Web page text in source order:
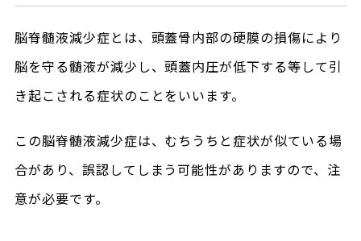
脳脊髄液減少症とは、頭蓋骨内部の硬膜の損傷により
脳を守る髄液が減少し、頭蓋内圧が低下する等して引
き起こされる症状のことをいいます。
この脳脊髄液減少症は、むちうちと症状が似ている場
合があり、誤認してしまう可能性がありますので、注
意が必要です。